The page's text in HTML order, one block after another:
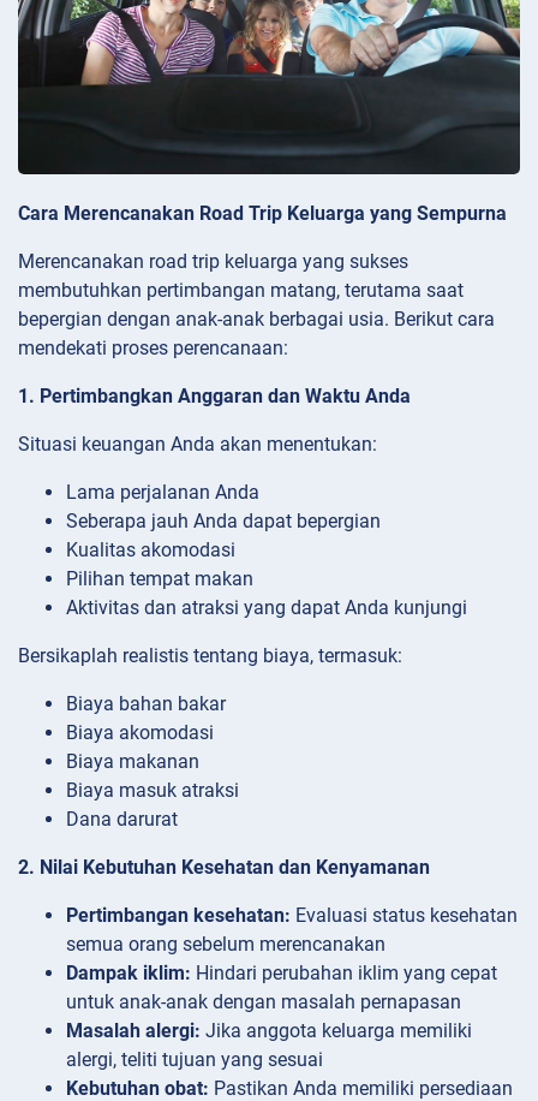
Cara Merencanakan Road Trip Keluarga yang Sempurna
Merencanakan road trip keluarga yang sukses
membutuhkan pertimbangan matang, terutama saat
bepergian dengan anak-anak berbagai usia. Berikut cara
mendekati proses perencanaan:
1. Pertimbangkan Anggaran dan Waktu Anda
Situasi keuangan Anda akan menentukan:
Lama perjalanan Anda
Seberapa jauh Anda dapat bepergian
Kualitas akomodasi
Pilihan tempat makan
Aktivitas dan atraksi yang dapat Anda kunjungi
Bersikaplah realistis tentang biaya, termasuk:
Biaya bahan bakar
Biaya akomodasi
Biaya makanan
Biaya masuk atraksi
Dana darurat
2. Nilai Kebutuhan Kesehatan dan Kenyamanan
Pertimbangan kesehatan: Evaluasi status kesehatan
semua orang sebelum merencanakan
Dampak iklim: Hindari perubahan iklim yang cepat
untuk anak-anak dengan masalah pernapasan
Masalah alergi: Jika anggota keluarga memiliki
alergi, teliti tujuan yang sesuai
Kebutuhan obat: Pastikan Anda memiliki persediaan